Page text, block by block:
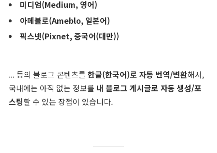
미디엄(Medium, 영어)
아메블로(Ameblo, 일본어)
픽스넷(Pixnet, 중국어(대만))
... 등의 블로그 콘텐츠를 한글(한국어)로 자동 번역/변환해서,
국내에는 아직 없는 정보를 내 블로그 게시글로 자동 생성/포
스팅할 수 있는 장점이 있습니다.